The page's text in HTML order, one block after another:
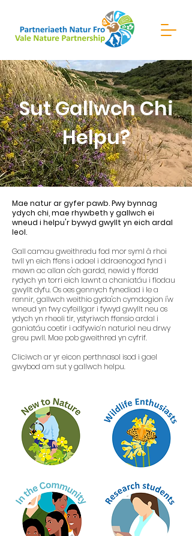
Sut Gallwch Chi
Helpu?
Mae natur ar gyfer pawb. Pwy bynnag
ydych chi, mae rhywbeth y gallwch ei
wneud i helpu'r bywyd gwyllt yn eich ardal
leol.
Gall camau gweithredu fod mor syml â rhoi
twll yn eich ffens i adael i ddraenogod fynd i
mewn ac allan o'ch gardd, newid y ffordd
rydych yn torri eich lawnt a chaniatáu i flodau
gwyllt dyfu. Os oes gennych fynediad i le a
rennir, gallwch weithio gyda'ch cymdogion i'w
wneud yn fwy cyfeillgar i fywyd gwyllt neu os
ydych yn rheoli tir, ystyriwch ffensio ardal i
ganiatáu coetir i adfywio’n naturiol neu drwy
greu pwll. Mae pob gweithred yn cyfrif.
Cliciwch ar yr eicon perthnasol isod i gael
gwybod am sut y gallwch helpu.